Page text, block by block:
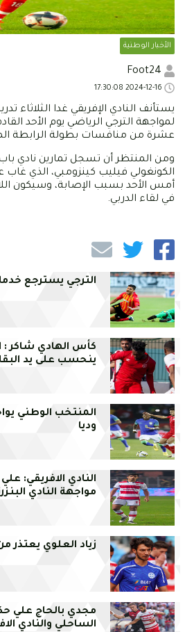
الأخبار الوطنية
يستأنف النادي الإفريقي غدا الثلاثاء
لمواجهة الترجي الرياضي يوم الأحد
عشرة من منافسات بطولة الرابطة
ومن المنتظر أن تسجل تمارين نادي
الكونغولي فيليب كينزومبي، الذي
أمس الأحد بسبب الإصابة، وسيكون
في لقاء الدربي.
الترجي يسترجع
كأس الهادي شاكر :
ينحسب على يد
المنتخب الوطني
وديا
النادي الافريقي:
مواجهة النادي
زياد العلوي يعتذر
مجدي بالحاج علي
الساحلي والنادي